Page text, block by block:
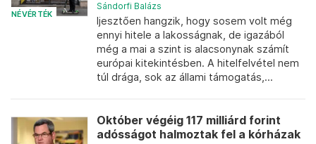
NÉVÉRTÉK
Sándorfi Balázs
Ijesztően hangzik, hogy sosem volt még
ennyi hitele a lakosságnak, de igazából
még a mai a szint is alacsonynak számít
európai kitekintésben. A hitelfelvétel nem
túl drága, sok az állami támogatás,...
Október végéig 117 milliárd forint
adósságot halmoztak fel a kórházak